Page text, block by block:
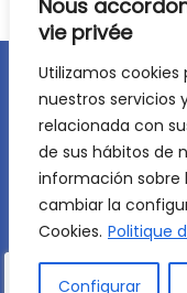
Nous
vie privée
Utilizamos
nuestros servicios
relacionada con
de sus hábitos de
información sobre
cambiar la
Cookies. Politique
Configurar
Avis juridique
©2026Lycée
réservés.